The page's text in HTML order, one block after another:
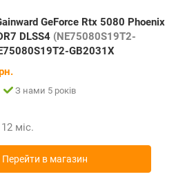
GeForce Rtx 5080 Phoenix
DLSS4 (NE75080S19T2-
GB2031X
З нами 5 років
міс.
Перейти в магазин